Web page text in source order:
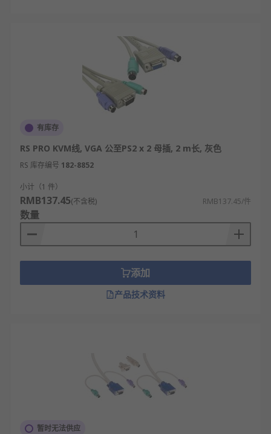
有库存
RS PRO KVM线, VGA 公至PS2 x 2 母插, 2 m长, 灰色
RS 库存编号 182-8852
小计（1 件）
RMB137.45(不含税) RMB137.45/件
数量
添加
产品技术资料
暂时无法供应